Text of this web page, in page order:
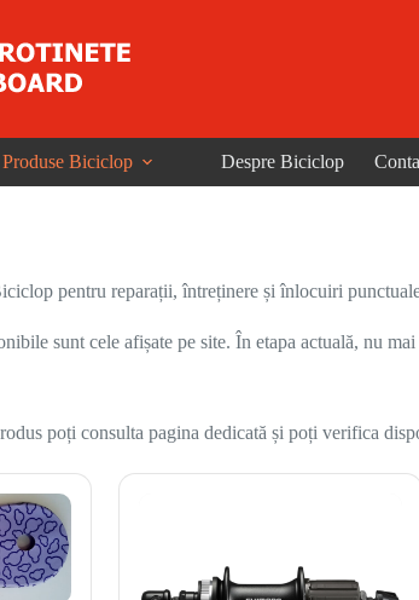
Produse Biciclop Despre Biciclop
pentru reparații, întreținere și înlocuiri
sunt cele afișate pe site. În etapa actuală, nu
poți consulta pagina dedicată și poți verifica